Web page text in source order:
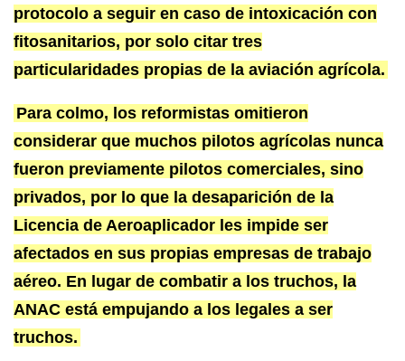
protocolo a seguir en caso de intoxicación con
fitosanitarios, por solo citar tres
particularidades propias de la aviación agrícola.
Para colmo, los reformistas omitieron
considerar que muchos pilotos agrícolas nunca
fueron previamente pilotos comerciales, sino
privados, por lo que la desaparición de la
Licencia de Aeroaplicador les impide ser
afectados en sus propias empresas de trabajo
aéreo. En lugar de combatir a los truchos, la
ANAC está empujando a los legales a ser
truchos.